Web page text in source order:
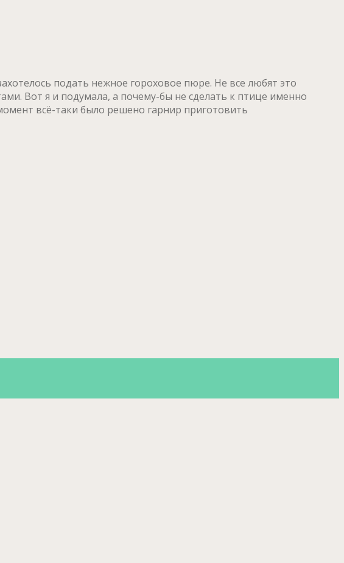
подать нежное гороховое пюре. Не все любят это
Вот я и подумала, а почему-бы не сделать к птице именно
всё-таки было решено гарнир приготовить